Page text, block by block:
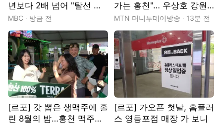
년보다 2배 넘어 "탈선 위
험 막으려"
MBC 방금 전
가는 홍천"… 우상호 강원
지사 "홍천 발전이 강원 경
제 활로" 전폭 지원
MTN 머니투데이방송 13분 전
[르포] 갓 뽑은 생맥주에 홀
린 8월의 밤…홍천 맥주축
[르포] 가오픈 첫날, 홈플러
스 영등포점 매장 가 보니